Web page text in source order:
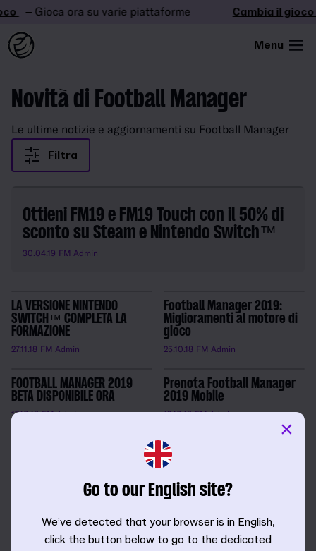
– Gioca ora su varie piattaforme Cambia il gioco
Menu
Novità di Football Manager
Le ultime notizie e aggiornamenti su Football Manager
Filtra
Ottieni FM19 e FM19 Touch con il 50% di
sconto su Steam e Nintendo Switch™
30.04.19 FM Admin
LA VERSIONE NINTENDO
SWITCH™ COMPLETA LA
FORMAZIONE
27.11.18 FM Admin
Football Manager 2019:
Miglioramenti al motore di
gioco
25.10.18 FM Admin
FOOTBALL MANAGER 2019
BETA DISPONIBILE ORA
17.10.18 FM Admin
Prenota Football Manager
2019 Mobile
12.10.18 FM Admin
FM AdminGo to our English site?
We’ve detected that your browser is in English,
click the button below to go to the dedicated
×